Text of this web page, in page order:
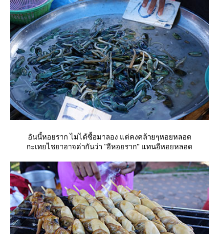
อันนี้หอยราก ไม่ได้ซื้อมาลอง แต่คงคล้ายๆหอยหลอด
กะเทยไชยาอาจด่ากันว่า "อีหอยราก" แทนอีหอยหลอด